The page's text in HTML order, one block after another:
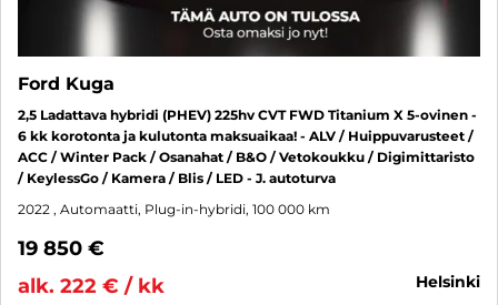
Ford Kuga
2,5 Ladattava hybridi (PHEV) 225hv CVT FWD Titanium X 5-ovinen -
6 kk korotonta ja kulutonta maksuaikaa! - ALV / Huippuvarusteet /
ACC / Winter Pack / Osanahat / B&O / Vetokoukku / Digimittaristo
/ KeylessGo / Kamera / Blis / LED - J. autoturva
2022 , Automaatti, Plug-in-hybridi, 100 000 km
19 850 €
alk. 222 € / kk
helsinki